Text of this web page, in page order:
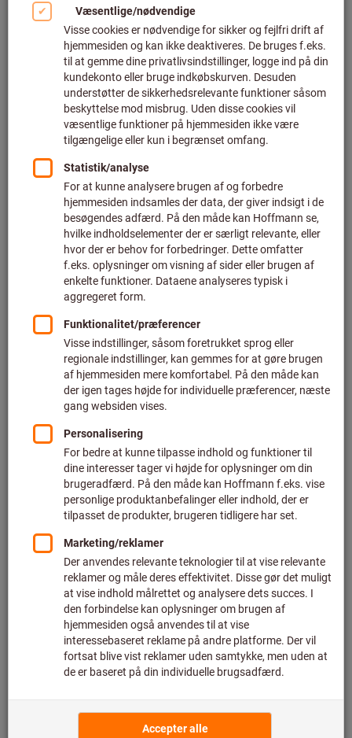
Group
Nye løsninger, nye
muligheder, højere
produktivitet
Bladre online
Store pakker -
enorme
fordele.
spåntagningsværktøj til
storkunder.
Bladre online
Store pakker -
enorme
fordele.
GARANT / HOLEX
drejeværktøj til storkunder.
Bladre online
Store pakker -